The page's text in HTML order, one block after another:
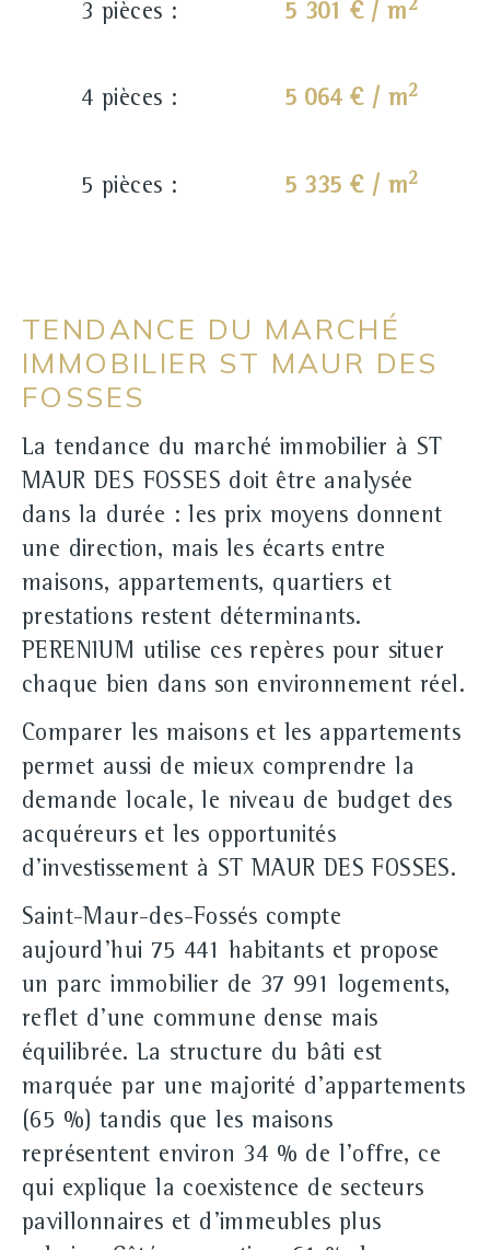
3 pièces : 5 301 € / m2
4 pièces : 5 064 € / m2
5 pièces : 5 335 € / m2
TENDANCE DU MARCHÉ
IMMOBILIER ST MAUR DES
FOSSES
La tendance du marché immobilier à ST
MAUR DES FOSSES doit être analysée
dans la durée : les prix moyens donnent
une direction, mais les écarts entre
maisons, appartements, quartiers et
prestations restent déterminants.
PERENIUM utilise ces repères pour situer
chaque bien dans son environnement réel.
Comparer les maisons et les appartements
permet aussi de mieux comprendre la
demande locale, le niveau de budget des
acquéreurs et les opportunités
d'investissement à ST MAUR DES FOSSES.
Saint-Maur-des-Fossés compte
aujourd'hui 75 441 habitants et propose
un parc immobilier de 37 991 logements,
reflet d'une commune dense mais
équilibrée. La structure du bâti est
marquée par une majorité d'appartements
(65 %) tandis que les maisons
représentent environ 34 % de l'offre, ce
qui explique la coexistence de secteurs
pavillonnaires et d'immeubles plus